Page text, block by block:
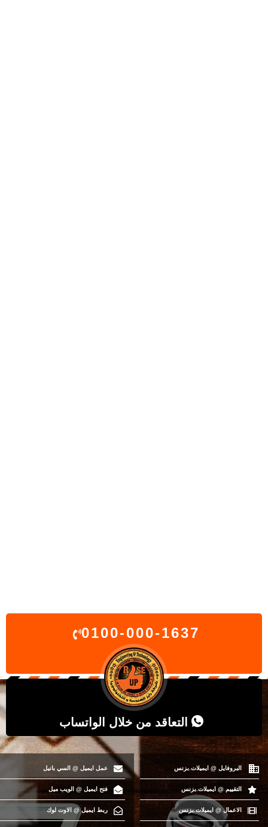
0100-000-1637
التعاقد من خلال الواتساب
البروفايل @ ايميلات.بزنس
التقييم @ ايميلات.بزنس
الاعمال @ ايميلات.بزنس
عمل ايميل @ السي بانيل
فتح ايميل @ الويب ميل
ربط ايميل @ الاوت لوك